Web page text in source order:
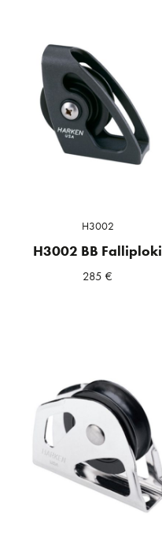
H3002
H3002 BB Falliploki
285€